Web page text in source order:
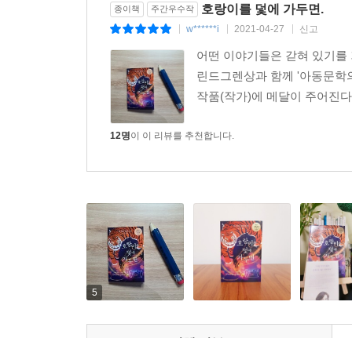
종이책 주간우수작 호랑이를 덫에 가두면.
w******i 2021-04-27 신고
어떤 이야기들은 갇혀 있기
린드그렌상과 함께 '아동문
작품(작가)에 메달이 주어진
12명이 이 리뷰를 추천합니다.
5